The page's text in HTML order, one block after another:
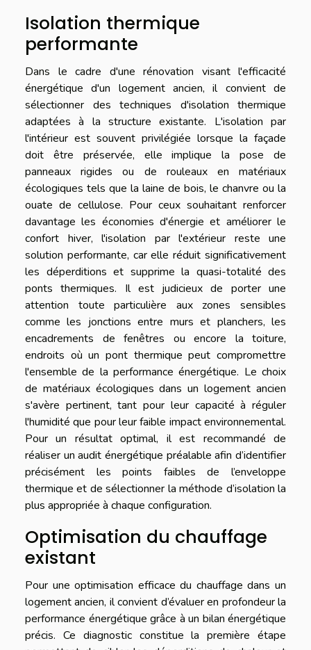
Isolation thermique
performante
Dans le cadre d'une rénovation visant l'efficacité
énergétique d'un logement ancien, il convient de
sélectionner des techniques d'isolation thermique
adaptées à la structure existante. L'isolation par
l'intérieur est souvent privilégiée lorsque la façade
doit être préservée, elle implique la pose de
panneaux rigides ou de rouleaux en matériaux
écologiques tels que la laine de bois, le chanvre ou la
ouate de cellulose. Pour ceux souhaitant renforcer
davantage les économies d'énergie et améliorer le
confort hiver, l'isolation par l'extérieur reste une
solution performante, car elle réduit significativement
les déperditions et supprime la quasi-totalité des
ponts thermiques. Il est judicieux de porter une
attention toute particulière aux zones sensibles
comme les jonctions entre murs et planchers, les
encadrements de fenêtres ou encore la toiture,
endroits où un pont thermique peut compromettre
l'ensemble de la performance énergétique. Le choix
de matériaux écologiques dans un logement ancien
s'avère pertinent, tant pour leur capacité à réguler
l'humidité que pour leur faible impact environnemental.
Pour un résultat optimal, il est recommandé de
réaliser un audit énergétique préalable afin d’identifier
précisément les points faibles de l’enveloppe
thermique et de sélectionner la méthode d’isolation la
plus appropriée à chaque configuration.
Optimisation du chauffage
existant
Pour une optimisation efficace du chauffage dans un
logement ancien, il convient d’évaluer en profondeur la
performance énergétique grâce à un bilan énergétique
précis. Ce diagnostic constitue la première étape